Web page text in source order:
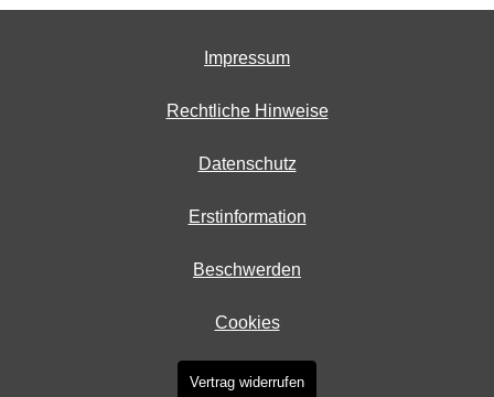
Impressum
Rechtliche Hinweise
Datenschutz
Erstinformation
Beschwerden
Cookies
Vertrag widerrufen